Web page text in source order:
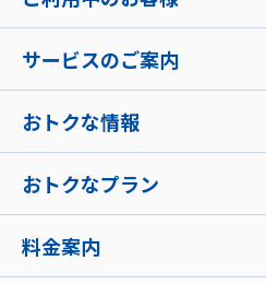
サービスのご案内
おトクな情報
おトクなプラン
料金案内